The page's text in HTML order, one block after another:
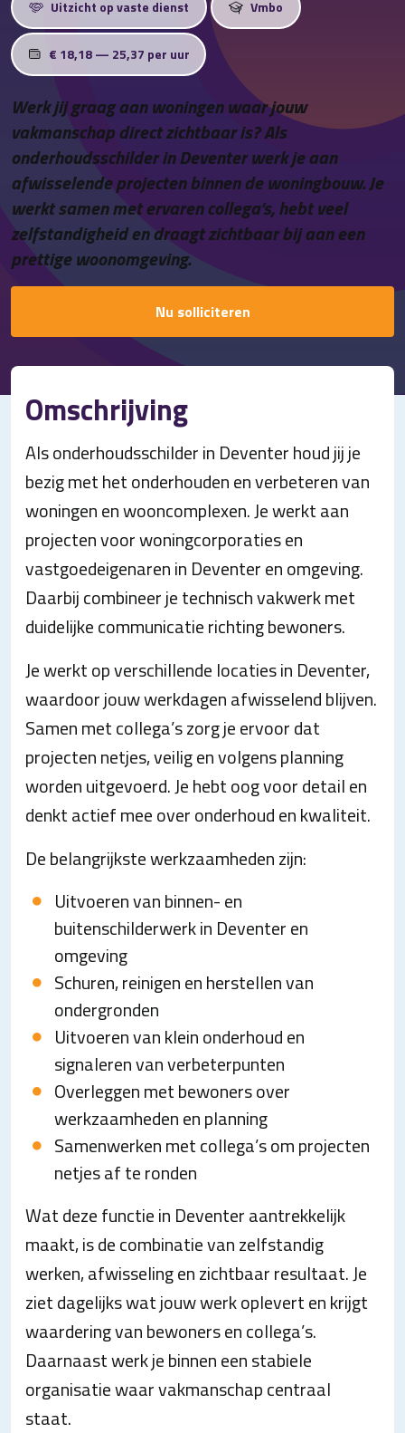
Contact
Uitzicht op vaste dienst Vmbo
€ 18,18 — 25,37 per uur
Werk jij graag aan woningen waar jouw
vakmanschap direct zichtbaar is? Als
onderhoudsschilder in Deventer werk je aan
afwisselende projecten binnen de woningbouw. Je
werkt samen met ervaren collega’s, hebt veel
zelfstandigheid en draagt zichtbaar bij aan een
prettige woonomgeving.
Nu solliciteren
Omschrijving
Als onderhoudsschilder in Deventer houd jij je
bezig met het onderhouden en verbeteren van
woningen en wooncomplexen. Je werkt aan
projecten voor woningcorporaties en
vastgoedeigenaren in Deventer en omgeving.
Daarbij combineer je technisch vakwerk met
duidelijke communicatie richting bewoners.
Je werkt op verschillende locaties in Deventer,
waardoor jouw werkdagen afwisselend blijven.
Samen met collega’s zorg je ervoor dat
projecten netjes, veilig en volgens planning
worden uitgevoerd. Je hebt oog voor detail en
denkt actief mee over onderhoud en kwaliteit.
De belangrijkste werkzaamheden zijn:
Uitvoeren van binnen- en
buitenschilderwerk in Deventer en
omgeving
Schuren, reinigen en herstellen van
ondergronden
Uitvoeren van klein onderhoud en
signaleren van verbeterpunten
Overleggen met bewoners over
werkzaamheden en planning
Samenwerken met collega’s om projecten
netjes af te ronden
Wat deze functie in Deventer aantrekkelijk
maakt, is de combinatie van zelfstandig
werken, afwisseling en zichtbaar resultaat. Je
ziet dagelijks wat jouw werk oplevert en krijgt
waardering van bewoners en collega’s.
Daarnaast werk je binnen een stabiele
organisatie waar vakmanschap centraal
staat.